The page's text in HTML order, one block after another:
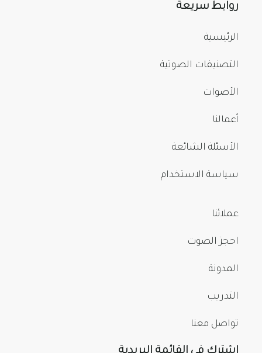
روابط سريعة
الرئيسية
التصنيفات الصوتية
الأصوات
أعمالنا
الأسئلة الشائعة
سياسة الاستخدام
عملائنا
احجز الصوت
المدونة
التدريب
تواصل معنا